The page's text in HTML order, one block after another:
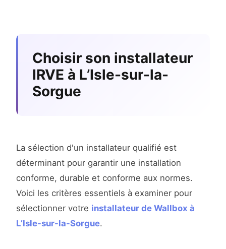
Choisir son installateur
IRVE à L’Isle-sur-la-
Sorgue
La sélection d'un installateur qualifié est
déterminant pour garantir une installation
conforme, durable et conforme aux normes.
Voici les critères essentiels à examiner pour
sélectionner votre installateur de Wallbox à
L’Isle-sur-la-Sorgue.